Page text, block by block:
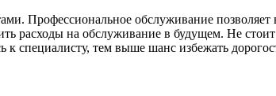
Профессиональное обслуживание
расходы на обслуживание в будущем. Не
специалисту, тем выше шанс избежать